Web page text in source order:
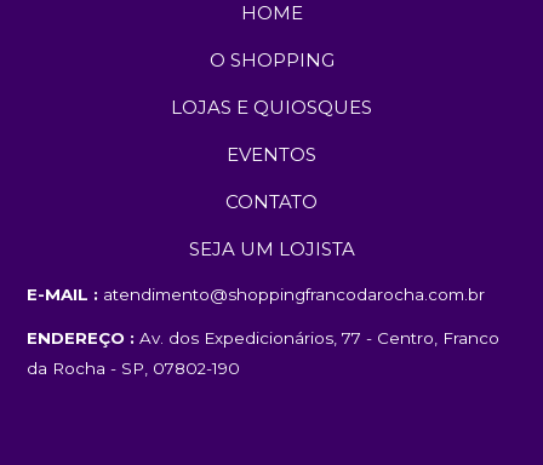
HOME
O SHOPPING
LOJAS E QUIOSQUES
EVENTOS
CONTATO
SEJA UM LOJISTA
E-MAIL : atendimento@shoppingfrancodarocha.com.br
ENDEREÇO : Av. dos Expedicionários, 77 - Centro, Franco
da Rocha - SP, 07802-190